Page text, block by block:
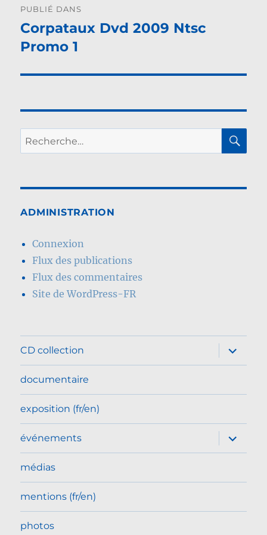
de
l’article
PUBLIÉ DANS
Corpataux Dvd 2009 Ntsc
Promo 1
Recherche
pour :
ADMINISTRATION
Connexion
Flux des publications
Flux des commentaires
Site de WordPress-FR
CD collection
ouvrir
le
sous-
documentaire
exposition (fr/en)
événements
ouvrir
le
sous-
médias
mentions (fr/en)
photos